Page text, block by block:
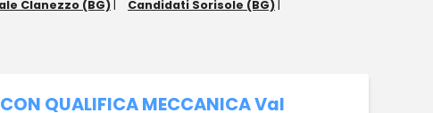
Clanezzo (BG) | Candidati Sorisole (BG) |
QUALIFICA MECCANICA Val